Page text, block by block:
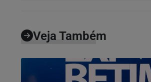
Veja Também